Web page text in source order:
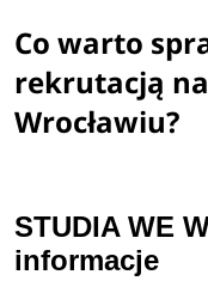
Co warto
rekrutacją
Wrocławiu?
STUDIA WE
informacje